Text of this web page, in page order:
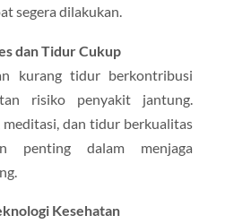
segera dilakukan.
dan Tidur Cukup
kurang tidur berkontribusi
risiko penyakit jantung.
meditasi, dan tidur berkualitas
penting dalam menjaga
Kesehatan